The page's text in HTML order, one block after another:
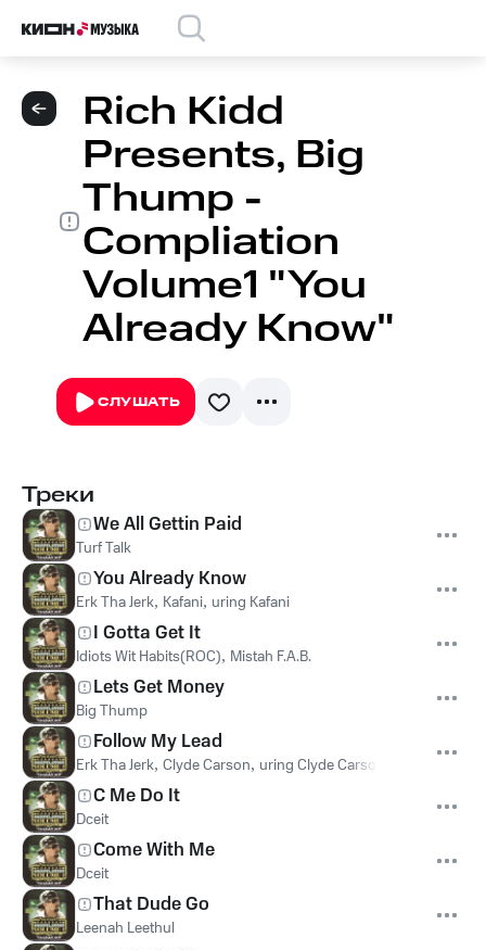
Rich Kidd
Presents, Big
Thump -
Compliation
Volume1 "You
Already Know"
СЛУШАТЬ
Треки
We All Gettin Paid
Turf Talk
You Already Know
Erk Tha Jerk, Kafani, uring Kafani
I Gotta Get It
Idiots Wit Habits(ROC), Mistah F.A.B.
Lets Get Money
Big Thump
Follow My Lead
Erk Tha Jerk, Clyde Carson, uring Clyde Carson
C Me Do It
Dceit
Come With Me
Dceit
That Dude Go
Leenah Leethul